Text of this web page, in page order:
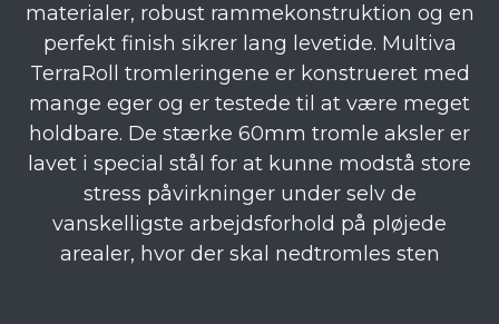
materialer, robust rammekonstruktion og en
perfekt finish sikrer lang levetide. Multiva
TerraRoll tromleringene er konstrueret med
mange eger og er testede til at være meget
holdbare. De stærke 60mm tromle aksler er
lavet i special stål for at kunne modstå store
stress påvirkninger under selv de
vanskelligste arbejdsforhold på pløjede
arealer, hvor der skal nedtromles sten